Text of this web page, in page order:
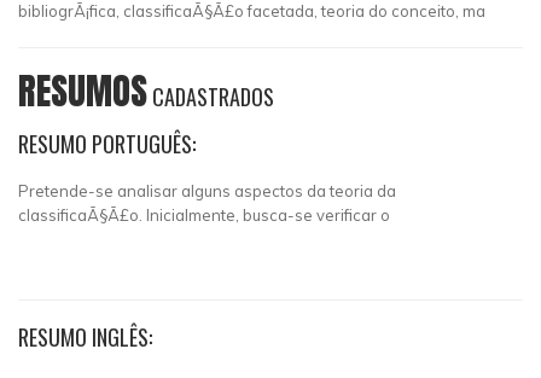
bibliogrÃ¡fica, classificaÃ§Ã£o facetada, teoria do conceito, ma
RESUMOSCADASTRADOS
RESUMO PORTUGUÊS:
Pretende-se analisar alguns aspectos da teoria da
classificaÃ§Ã£o. Inicialmente, busca-se verificar o
RESUMO INGLÊS: